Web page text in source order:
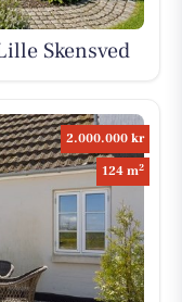
Skensved
2.000.000 kr
124 m2